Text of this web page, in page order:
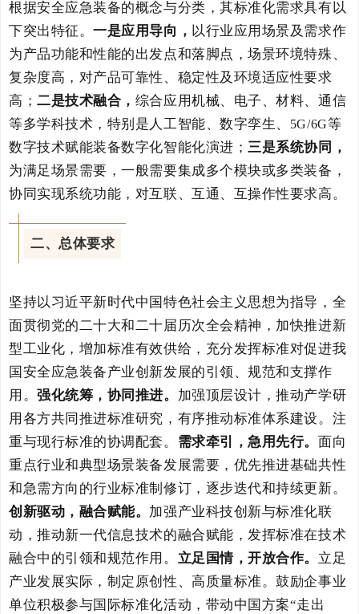
根据安全应急装备的概念与分类，其标准化需求具有以
下突出特征。一是应用导向， 以行业应用场景及需求作
为产品功能和性能的出发点和落脚点，场景环境特殊、
复杂度高，对产品可靠性、稳定性及环境适应性要求
高；二是技术融合， 综合应用机械、电子、材料、通信
等多学科技术，特别是人工智能、数字孪生、
5G/6G等
数字技术赋能装备数字化智能化演进；三是系统协同，
为满足场景需要，一般需要集成多个模块或多类装备，
协同实现系统功能，对互联、互通、互操作性要求高。
二、总体要求
坚持以习近平新时代中国特色社会主义思想为指导，全
面贯彻党的二十大和二十届历次全会精神，加快推进新
型工业化，增加标准有效供给，充分发挥标准对促进我
国安全应急装备产业创新发展的引领、规范和支撑作
用。强化统筹，协同推进。 加强顶层设计，推动产学研
用各方共同推进标准研究，有序推动标准体系建设。 注
重与现行标准的协调配套。 需求牵引 ，急用先行。 面向
重点行业和典型场景装备发展需要，优先推进基础共性
和急需方向的行业标准制修订， 逐步迭代和持续更新。
创新驱动 ， 融合赋能。 加强产业科技创新与标准化联
动，推动新一代信息技术的融合赋能，发挥标准在技术
融合中的引领和规范作用。 立足国情，开放合作。 立足
产业发展实际，制定原创性、高质量标准。鼓励企事业
单位积极参与国际标准化活动，带动中国方案“走出